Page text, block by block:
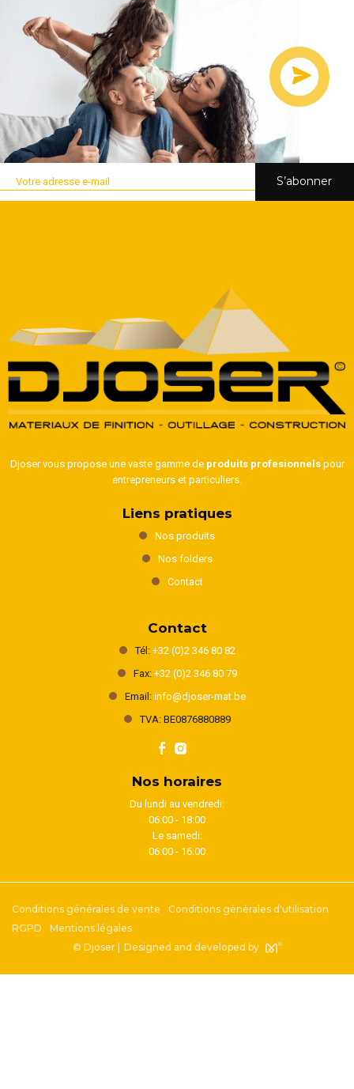
S’abonner
Djoser vous propose une vaste gamme de produits profesionnelspour
entrepreneurs et particuliers.
Liens pratiques
Nos produits
Nos folders
Contact
Contact
Tél: +32 (0)2 346 80 82
Fax: +32 (0)2 346 80 79
Email: info@djoser-mat.be
TVA: BE0876880889
Nos horaires
Du lundi au vendredi:
06:00 - 18:00
Le samedi:
06:00 - 16:00
Conditions générales de vente
Conditions générales d'utilisation
RGPD
Mentions légales
© Djoser |
Designed and developed by